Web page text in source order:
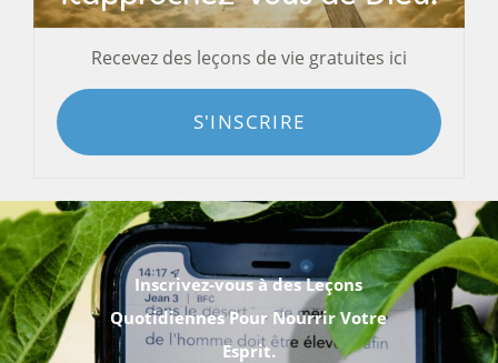
Recevez des leçons de vie gratuites ici
S'INSCRIRE
Inscrivez-vous à des Leçons
Quotidiennes Pour Nourrir Votre
Esprit.